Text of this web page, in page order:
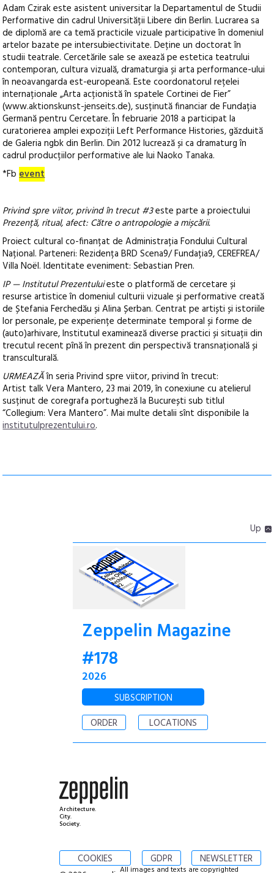
Adam Czirak este asistent universitar la Departamentul de Studii
Performative din cadrul Universității Libere din Berlin. Lucrarea sa
de diplomă are ca temă practicile vizuale participative în domeniul
artelor bazate pe intersubiectivitate. Deține un doctorat în
studii teatrale. Cercetările sale se axează pe estetica teatrului
contemporan, cultura vizuală, dramaturgia și arta performance-ului
în neoavangarda est-europeană. Este coordonatorul rețelei
internaționale „Arta acționistă în spatele Cortinei de Fier”
(www.aktionskunst-jenseits.de), susținută financiar de Fundația
Germană pentru Cercetare. În februarie 2018 a participat la
curatorierea amplei expoziții Left Performance Histories, găzduită
de Galeria ngbk din Berlin. Din 2012 lucrează și ca dramaturg în
cadrul producțiilor performative ale lui Naoko Tanaka.
*Fbevent
Privind spre viitor, privind în trecut #3este parte a proiectului
Prezență, ritual, afect: Către o antropologie a mișcării.
Proiect cultural co-finanțat de Administrația Fondului Cultural
Național. Parteneri: Rezidența BRD Scena9/ Fundația9, CEREFREA/
Villa Noël. Identitate eveniment: Sebastian Pren.
IP — Institutul Prezentuluieste o platformă de cercetare și
resurse artistice în domeniul culturii vizuale și performative creată
de Ștefania Ferchedău și Alina Șerban. Centrat pe artiști și istoriile
lor personale, pe experiențe determinate temporal și forme de
(auto)arhivare, Institutul examinează diverse practici și situații din
trecutul recent pînă în prezent din perspectivă transnațională și
transculturală.
URMEAZĂîn seria Privind spre viitor, privind în trecut:
Artist talk Vera Mantero, 23 mai 2019, în conexiune cu atelierul
susținut de coregrafa portugheză la București sub titlul
“Collegium: Vera Mantero”. Mai multe detalii sînt disponibile la
institutulprezentului.ro.
Up
Zeppelin Magazine
#178
2026
SUBSCRIPTION
ORDER
LOCATIONS
Architecture.
City.
Society.
COOKIES GDPR NEWSLETTER
All images and texts are copyrighted